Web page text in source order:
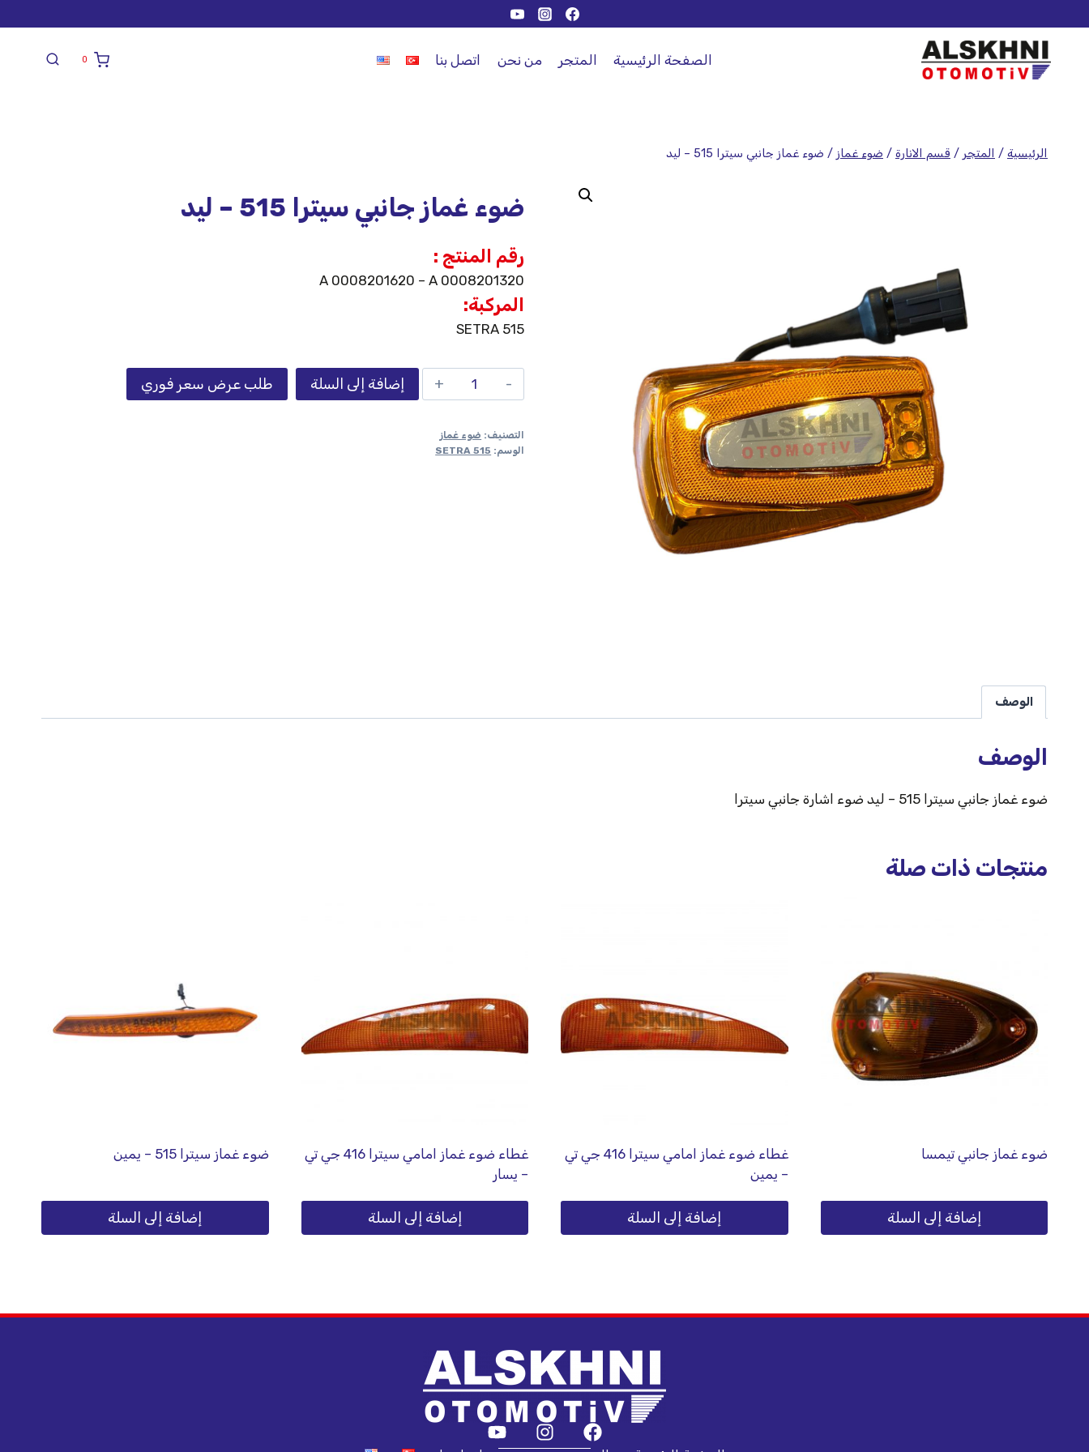
الصفحة الرئيسية المتجر من نحن اتصل بنا 0
الرئيسية / المتجر / قسم الانارة / ضوء غماز / ضوء غماز جانبي سيترا 515 – ليد
ضوء غماز جانبي سيترا 515 – ليد
رقم المنتج :
A 0008201620 – A 0008201320
المركبة:
SETRA 515
إضافة إلى السلة طلب عرض سعر فوري
التصنيف: ضوء غماز
الوسم: SETRA 515
الوصف
الوصف
ضوء غماز جانبي سيترا 515 – ليد ضوء اشارة جانبي سيترا
منتجات ذات صلة
ضوء غماز جانبي تيمسا
إضافة إلى السلة
غطاء ضوء غماز امامي سيترا 416 جي تي
– يمين
إضافة إلى السلة
غطاء ضوء غماز امامي سيترا 416 جي تي
– يسار
إضافة إلى السلة
ضوء غماز سيترا 515 – يمين
إضافة إلى السلة